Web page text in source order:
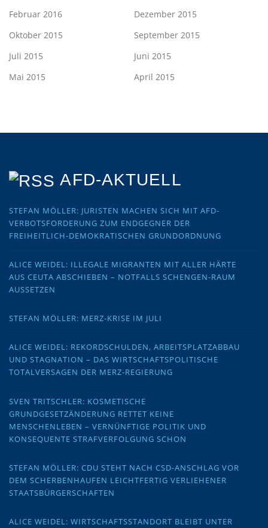
Februar 2016
Dezember 2015
Oktober 2015
September 2015
Juli 2015
Juni 2015
Mai 2015
April 2015
AFD-AKTUELL
STEFAN MÖLLER: JURISTEN MACHEN SICH MIT AFD-
VERBOTSFORDERUNG ZUM ENDGEGNER DER
FREIHEITLICH-DEMOKRATISCHEN GRUNDORDNUNG
ALICE WEIDEL: ILLEGALE MIGRANTEN MIT ALLER HÄRTE
AUS CEUTA ABSCHIEBEN – NOTFALLS SCHENGEN-RAUM
AUSSETZEN
STEFAN MÖLLER: MERZ-KRISE IM JULI
ALICE WEIDEL: REKORDSCHULDEN, ARBEITSPLATZABBAU
UND STAGNATION – DAS WIRTSCHAFTSPOLITISCHE
TOTALVERSAGEN DER MERZ-REGIERUNG
SVEN TRITSCHLER: KOSMETISCHE
GRUNDGESETZÄNDERUNG RETTET KEINE
MENSCHENLEBEN – VERNÜNFTIGE POLITIK UND
KONSEQUENTE STRAFVERFOLGUNG SCHON
STEFAN MÖLLER: CDU STEHT NACH CSD-ANSCHLAG VOR
DEM SCHERBENHAUFEN LEICHTFERTIG VERLIEHENER
STAATSBÜRGERSCHAFTEN
ALICE WEIDEL: WIRTSCHAFTSSTANDORT BLEIBT UNTER